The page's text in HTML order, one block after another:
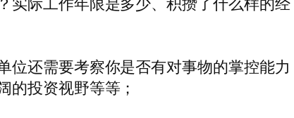
还需要考察你是否有对事物的掌控能力
的投资视野等等；